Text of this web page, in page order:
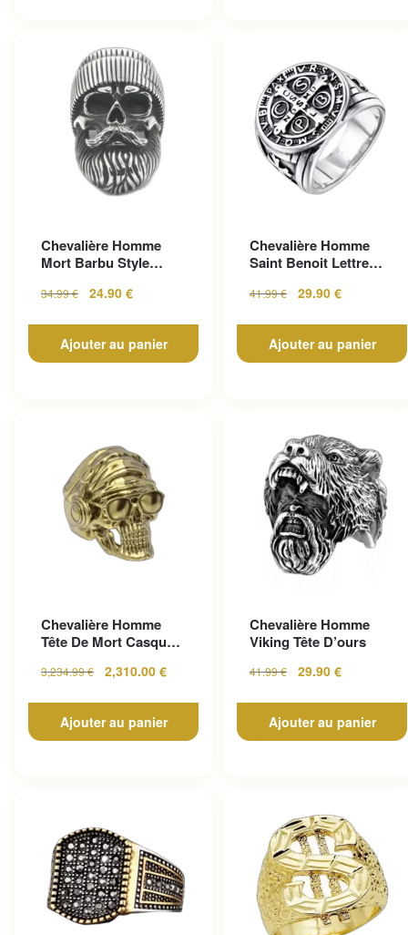
Chevalière Homme
Mort Barbu Style
Inoxy...
34.99€ 24.90 €
Ajouter au panier
Chevalière Homme
Saint Benoit Lettre
41.99€ 29.90 €
Ajouter au panier
Chevalière Homme
Tête De Mort Casque
3,234.99€ 2,310.00 €
Ajouter au panier
Chevalière Homme
Viking Tête D’ours
41.99€ 29.90 €
Ajouter au panier